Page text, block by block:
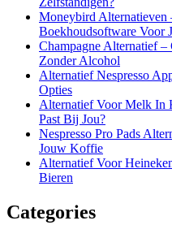
Moneybird Alternatieven
Boekhoudsoftware Voor
Champagne Alternatief –
Zonder Alcohol
Alternatief Nespresso
Opties
Alternatief Voor Melk In
Past Bij Jou?
Nespresso Pro Pads
Jouw Koffie
Alternatief Voor
Bieren
Categories